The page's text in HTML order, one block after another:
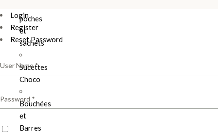
poches
et
sachets
Sucettes
Choco
Bouchées
et
Barres
Login
Register
Reset Password